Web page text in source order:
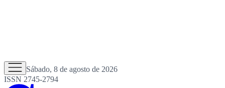
Sábado, 8 de agosto de 2026
ISSN 2745-2794